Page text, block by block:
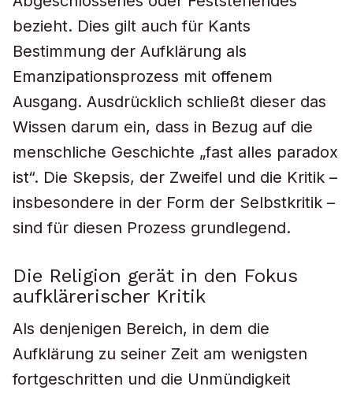
bezieht. Dies gilt auch für Kants
Bestimmung der Aufklärung als
Emanzipationsprozess mit offenem
Ausgang. Ausdrücklich schließt dieser das
Wissen darum ein, dass in Bezug auf die
menschliche Geschichte „fast alles paradox
ist“. Die Skepsis, der Zweifel und die Kritik –
insbesondere in der Form der Selbstkritik –
sind für diesen Prozess grundlegend.
Die Religion gerät in den Fokus
aufklärerischer Kritik
Als denjenigen Bereich, in dem die
Aufklärung zu seiner Zeit am wenigsten
fortgeschritten und die Unmündigkeit